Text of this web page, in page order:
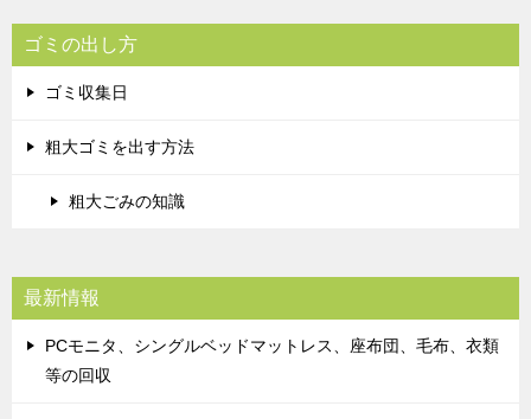
ゴミの出し方
ゴミ収集日
粗大ゴミを出す方法
粗大ごみの知識
最新情報
PCモニタ、シングルベッドマットレス、座布団、毛布、衣類
等の回収